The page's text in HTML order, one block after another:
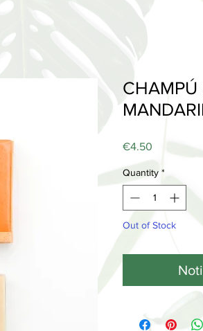
CHAMPÚ
€4.50
Quantity *
Out of Stock